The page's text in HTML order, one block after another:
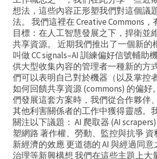
想法，這些內容正形塑我們對這個議
法。 我們這裡在 Creative Commons，
目標：在人工智慧發展之下，捍衛並
共享資源。 近期我們推出了一個新的
叫做 CC signals–AI 訓練偏好信號輔助
供大型收集內容的管理者一種新的方
們可以表明自己對於機器（以及掌控
如何回饋共享資源 (commons) 的偏好
們發展這套方案時，我們從合作夥伴
其他利害關係者的工作中獲得靈感。
關注以下議題： AI 爬取器 (AI
塑網路 著作權、勞動、監控與抗爭 資
新經濟的效應 更道德的 AI 與經過同意
治理等新興構想 我們在這些主題上大